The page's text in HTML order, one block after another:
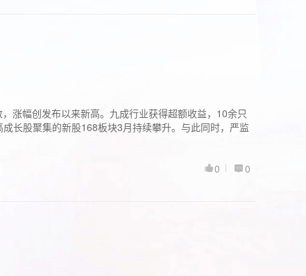
涨幅创发布以来新高。九成行业获得超额收益，10余只
长股聚集的新股168板块3月持续攀升。与此同时，严监
0
0